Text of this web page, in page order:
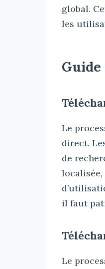
global.
les
Le
direct.
de
il faut
Le